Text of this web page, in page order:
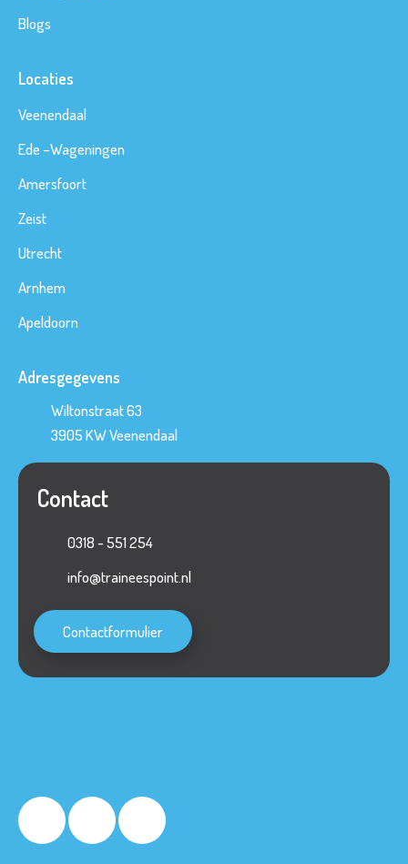
Blogs
Locaties
Veenendaal
Ede–Wageningen
Amersfoort
Zeist
Utrecht
Arnhem
Apeldoorn
Adresgegevens
Wiltonstraat 63
3905 KWVeenendaal
Contact
0318 - 551 254
info@traineespoint.nl
Contactformulier